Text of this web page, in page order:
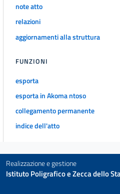
art. 15
art. 16
art. 17
art. 20
art. 21
art. 22
art. 25
art. 26
note atto
relazioni
aggiornamenti alla struttura
FUNZIONI
esporta
esporta in Akoma ntoso
collegamento permanente
indice dell'atto
Realizzazione e gestione
Istituto Poligrafico e Zecca dello